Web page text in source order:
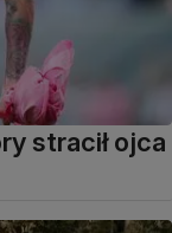
stracił ojca